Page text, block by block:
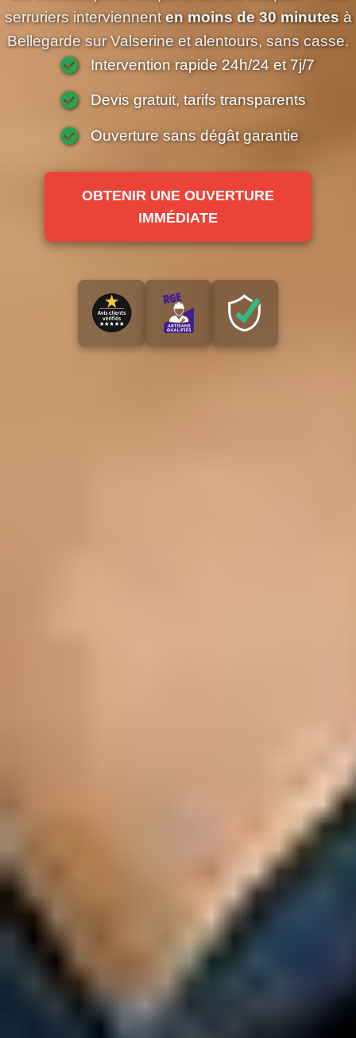
serruriers interviennenten moins de 30 minutesà
Bellegarde sur Valserine et alentours, sans casse.
Intervention rapide 24h/24 et 7j/7
Devis gratuit, tarifs transparents
Ouverture sans dégât garantie
OBTENIR UNE OUVERTURE
IMMÉDIATE